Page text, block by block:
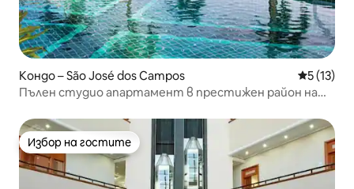
Кондо – São José dos Campos Средна
5 (13)
Пълен студио апартамент в престижен район на
Избор на гостите
Избор на гостите